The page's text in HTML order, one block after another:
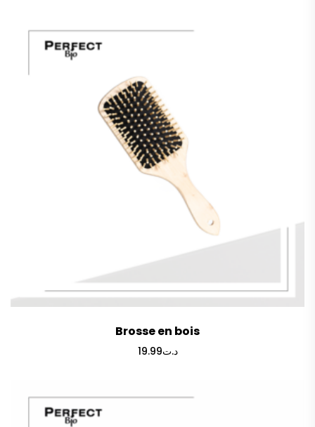
Brosse en bois
د.ت19.99